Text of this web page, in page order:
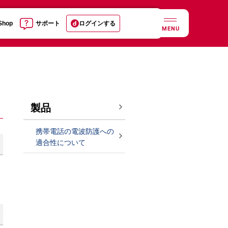
サポート ログインする
MENU
製品
携帯電話の電波防護への
適合性について